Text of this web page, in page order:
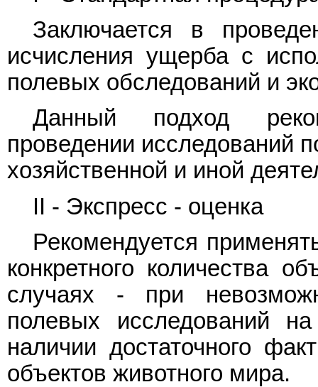
Заключается в
исчисления ущерба с
полевых обследований и
Данный подход
проведении исследований
хозяйственной и иной
II - Экспресс - оценка
Рекомендуется
конкретного количества
случаях - при
полевых исследований
наличии достаточного
объектов животного мира.